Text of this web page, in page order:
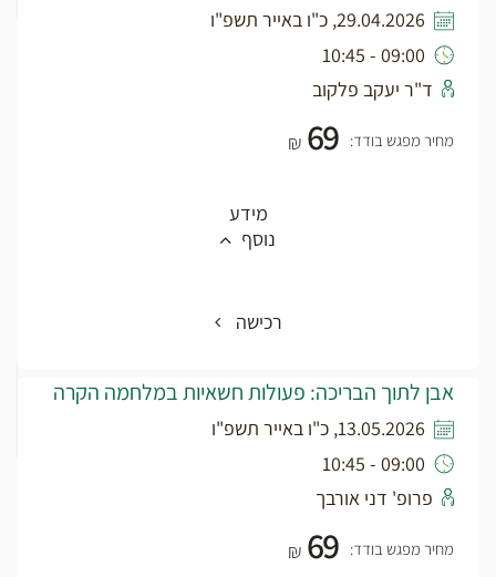
29.04.2026, כ"ו באייר תשפ"ו
09:00 - 10:45
ד"ר יעקב פלקוב
מחיר מפגש בודד: ₪ 69
מידע
נוסף
רכישה
אבן לתוך הבריכה: פעולות חשאיות במלחמה הקרה
13.05.2026, כ"ו באייר תשפ"ו
09:00 - 10:45
פרופ' דני אורבך
מחיר מפגש בודד: ₪ 69